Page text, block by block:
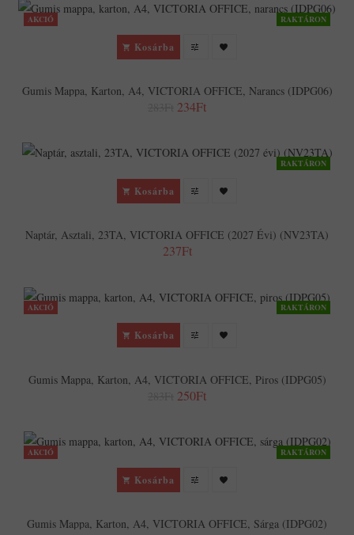
AKCIÓ RAKTÁRON
Kosárba
Gumis Mappa, Karton, A4, VICTORIA OFFICE, Narancs (IDPG06)
234Ft
RAKTÁRON
Kosárba
Naptár, Asztali, 23TA, VICTORIA OFFICE (2027 Évi) (NV23TA)
237Ft
AKCIÓ RAKTÁRON
Kosárba
Gumis Mappa, Karton, A4, VICTORIA OFFICE, Piros (IDPG05)
250Ft
AKCIÓ RAKTÁRON
Kosárba
Gumis Mappa, Karton, A4, VICTORIA OFFICE, Sárga (IDPG02)